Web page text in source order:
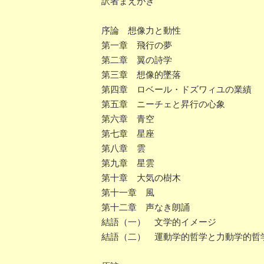
序論 想像力と動性
第一章 飛行の夢
第二章 翼の詩学
第三章 想像的墜落
第四章 ロベール・ドズワィユの業績
第五章 ニーチェと昇行の心象
第六章 青空
第七章 星座
第八章 雲
第九章 星雲
第十章 大気の樹木
第十一章 風
第十二章 声なき朗誦
結語（一） 文学的イメージ
結語（二） 運動学的哲学と力動学的哲